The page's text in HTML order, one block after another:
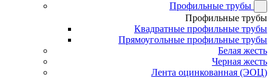
Профильные трубы
Профильные трубы
Квадратные профильные трубы
Прямоугольные профильные трубы
Белая жесть
Черная жесть
Лента оцинкованная (ЭОЦ)